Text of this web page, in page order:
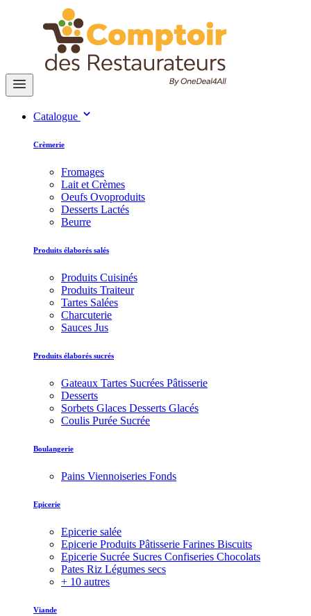
Catalogue
Crèmerie
Fromages
Lait et Crèmes
Oeufs Ovoproduits
Desserts Lactés
Beurre
Produits élaborés salés
Produits Cuisinés
Produits Traiteur
Tartes Salées
Charcuterie
Sauces Jus
Produits élaborés sucrés
Gateaux Tartes Sucrées Pâtisserie
Desserts
Sorbets Glaces Desserts Glacés
Coulis Purée Sucrée
Boulangerie
Pains Viennoiseries Fonds
Epicerie
Epicerie salée
Epicerie Produits Pâtisserie Farines Biscuits
Epicerie Sucrée Sucres Confiseries Chocolats
Pates Riz Légumes secs
+ 10 autres
Viande